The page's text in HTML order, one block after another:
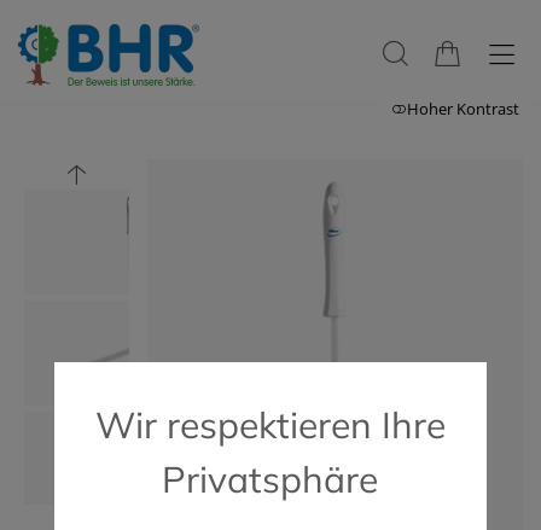
Hoher Kontrast
Wir respektieren Ihre
Privatsphäre